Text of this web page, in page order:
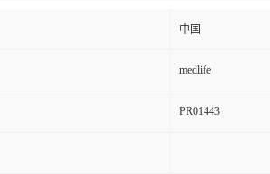
中国
medlife
PR01443